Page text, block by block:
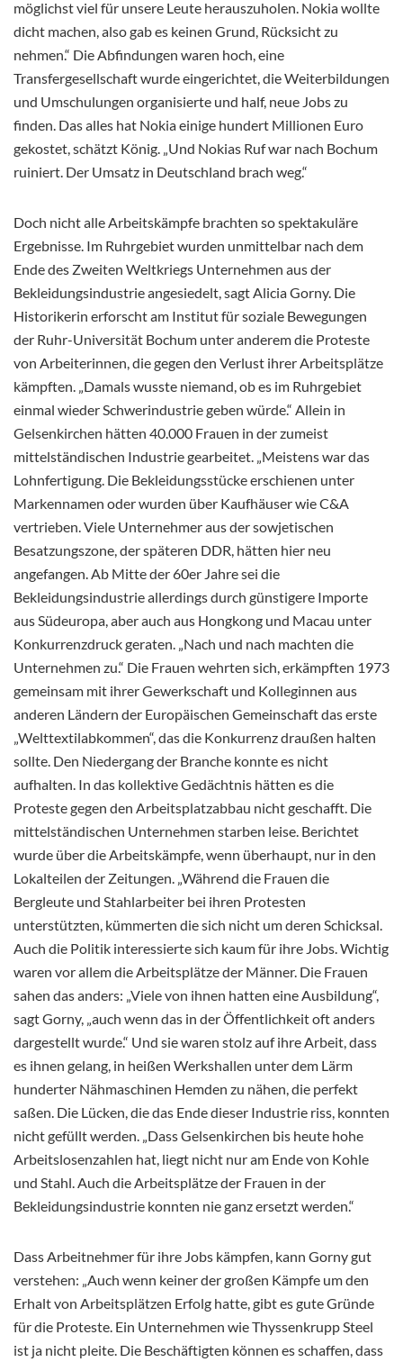
möglichst viel für unsere Leute herauszuholen. Nokia wollte
dicht machen, also gab es keinen Grund, Rücksicht zu
nehmen.“ Die Abfindungen waren hoch, eine
Transfergesellschaft wurde eingerichtet, die Weiterbildungen
und Umschulungen organisierte und half, neue Jobs zu
finden. Das alles hat Nokia einige hundert Millionen Euro
gekostet, schätzt König. „Und Nokias Ruf war nach Bochum
ruiniert. Der Umsatz in Deutschland brach weg.“
Doch nicht alle Arbeitskämpfe brachten so spektakuläre
Ergebnisse. Im Ruhrgebiet wurden unmittelbar nach dem
Ende des Zweiten Weltkriegs Unternehmen aus der
Bekleidungsindustrie angesiedelt, sagt Alicia Gorny. Die
Historikerin erforscht am Institut für soziale Bewegungen
der Ruhr-Universität Bochum unter anderem die Proteste
von Arbeiterinnen, die gegen den Verlust ihrer Arbeitsplätze
kämpften. „Damals wusste niemand, ob es im Ruhrgebiet
einmal wieder Schwerindustrie geben würde.“ Allein in
Gelsenkirchen hätten 40.000 Frauen in der zumeist
mittelständischen Industrie gearbeitet. „Meistens war das
Lohnfertigung. Die Bekleidungsstücke erschienen unter
Markennamen oder wurden über Kaufhäuser wie C&A
vertrieben. Viele Unternehmer aus der sowjetischen
Besatzungszone, der späteren DDR, hätten hier neu
angefangen. Ab Mitte der 60er Jahre sei die
Bekleidungsindustrie allerdings durch günstigere Importe
aus Südeuropa, aber auch aus Hongkong und Macau unter
Konkurrenzdruck geraten. „Nach und nach machten die
Unternehmen zu.“ Die Frauen wehrten sich, erkämpften 1973
gemeinsam mit ihrer Gewerkschaft und Kolleginnen aus
anderen Ländern der Europäischen Gemeinschaft das erste
„Welttextilabkommen“, das die Konkurrenz draußen halten
sollte. Den Niedergang der Branche konnte es nicht
aufhalten. In das kollektive Gedächtnis hätten es die
Proteste gegen den Arbeitsplatzabbau nicht geschafft. Die
mittelständischen Unternehmen starben leise. Berichtet
wurde über die Arbeitskämpfe, wenn überhaupt, nur in den
Lokalteilen der Zeitungen. „Während die Frauen die
Bergleute und Stahlarbeiter bei ihren Protesten
unterstützten, kümmerten die sich nicht um deren Schicksal.
Auch die Politik interessierte sich kaum für ihre Jobs. Wichtig
waren vor allem die Arbeitsplätze der Männer. Die Frauen
sahen das anders: „Viele von ihnen hatten eine Ausbildung“,
sagt Gorny, „auch wenn das in der Öffentlichkeit oft anders
dargestellt wurde.“ Und sie waren stolz auf ihre Arbeit, dass
es ihnen gelang, in heißen Werkshallen unter dem Lärm
hunderter Nähmaschinen Hemden zu nähen, die perfekt
saßen. Die Lücken, die das Ende dieser Industrie riss, konnten
nicht gefüllt werden. „Dass Gelsenkirchen bis heute hohe
Arbeitslosenzahlen hat, liegt nicht nur am Ende von Kohle
und Stahl. Auch die Arbeitsplätze der Frauen in der
Bekleidungsindustrie konnten nie ganz ersetzt werden.“
Dass Arbeitnehmer für ihre Jobs kämpfen, kann Gorny gut
verstehen: „Auch wenn keiner der großen Kämpfe um den
Erhalt von Arbeitsplätzen Erfolg hatte, gibt es gute Gründe
für die Proteste. Ein Unternehmen wie Thyssenkrupp Steel
ist ja nicht pleite. Die Beschäftigten können es schaffen, dass